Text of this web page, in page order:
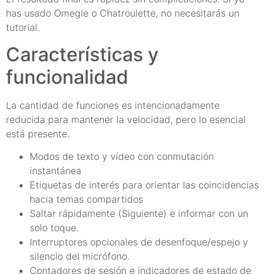
has usado Omegle o Chatroulette, no necesitarás un
tutorial.
Características y
funcionalidad
La cantidad de funciones es intencionadamente
reducida para mantener la velocidad, pero lo esencial
está presente.
Modos de texto y vídeo con conmutación
instantánea
Etiquetas de interés para orientar las coincidencias
hacia temas compartidos
Saltar rápidamente (Siguiente) e informar con un
solo toque.
Interruptores opcionales de desenfoque/espejo y
silencio del micrófono.
Contadores de sesión e indicadores de estado de